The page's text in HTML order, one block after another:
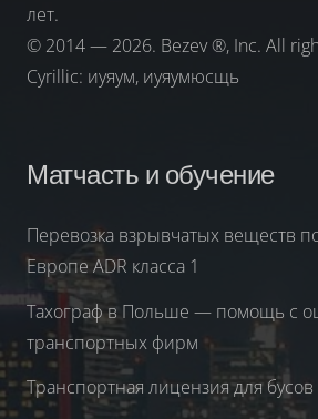
лет.
© 2014 — 2026. Bezev ®, Inc. All
Cyrillic: иуяум, иуяумюсщь
Матчасть и обучение
Перевозка взрывчатых веществ
Европе ADR класса 1
Тахограф в Польше — помощь с
транспортных фирм
Транспортная лицензия для бусов